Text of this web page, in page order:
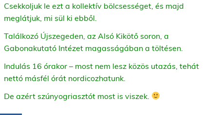
Csekkoljuk le ezt a kollektív bölcsességet, és majd
meglátjuk, mi sül ki ebből.
Találkozó Újszegeden, az Alsó Kikötő soron, a
Gabonakutató Intézet magasságában a töltésen.
Indulás 16 órakor – most nem lesz közös utazás, tehát
nettó másfél órát nordicozhatunk.
De azért szúnyogriasztót most is viszek.